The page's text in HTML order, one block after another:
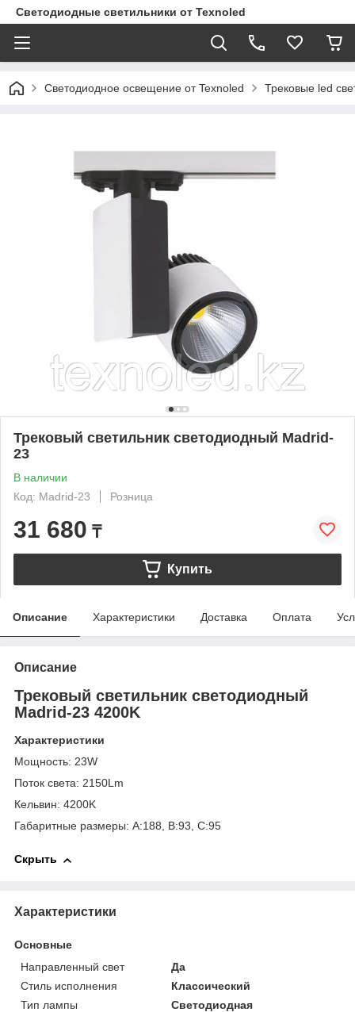
Светодиодные светильники от Texnoled
Светодиодное освещение от Texnoled Трековые led
Трековый светильник светодиодный Madrid-
23
В наличии
Код: Madrid-23
Розница
31 680 ₸
Купить
Описание Характеристики Доставка Оплата
Описание
Трековый светильник светодиодный
Madrid-23 4200K
Характеристики
Мощность: 23W
Поток света: 2150Lm
Кельвин: 4200K
Габаритные размеры: A:188, B:93, C:95
Скрыть
Характеристики
Основные
Направленный свет
Да
Стиль исполнения
Классический
Тип лампы
Светодиодная